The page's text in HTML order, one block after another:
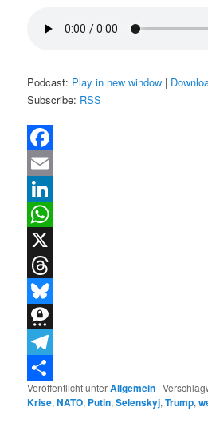
Podcast: Play in new window |
Subscribe: RSS
Facebook
Email
LinkedIn
WhatsApp
X
Threads
Bluesky
Threema
Telegram
Teilen
Veröffentlicht unterAllgemein |
Krise,NATO, Putin,Selenskyj,Trump,